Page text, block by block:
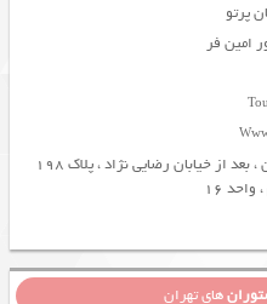
آدرس : تهران ، بلوار مرزداران ، بعد از خیابان رضایی نژاد ، پلاک 198
16
های تهران